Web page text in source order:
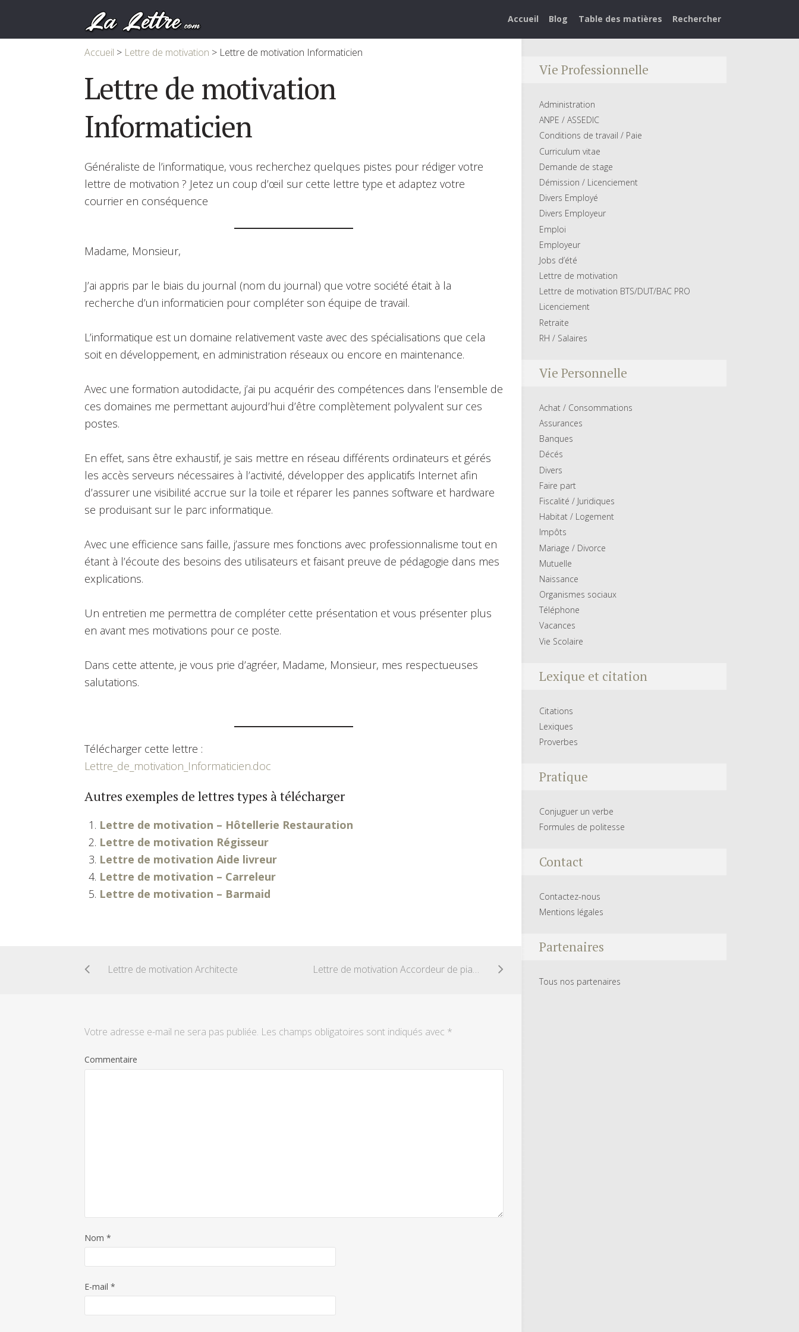
Accueil Blog Table des matières Rechercher
Accueil > Lettre de motivation > Lettre de motivation Informaticien
Lettre de motivation
Informaticien
Généraliste de l’informatique, vous recherchez quelques pistes pour rédiger votre
lettre de motivation ? Jetez un coup d’œil sur cette lettre type et adaptez votre
courrier en conséquence
Madame, Monsieur,
J’ai appris par le biais du journal (nom du journal) que votre société était à la
recherche d’un informaticien pour compléter son équipe de travail.
L’informatique est un domaine relativement vaste avec des spécialisations que cela
soit en développement, en administration réseaux ou encore en maintenance.
Avec une formation autodidacte, j’ai pu acquérir des compétences dans l’ensemble de
ces domaines me permettant aujourd’hui d’être complètement polyvalent sur ces
postes.
En effet, sans être exhaustif, je sais mettre en réseau différents ordinateurs et gérés
les accès serveurs nécessaires à l’activité, développer des applicatifs Internet afin
d’assurer une visibilité accrue sur la toile et réparer les pannes software et hardware
se produisant sur le parc informatique.
Avec une efficience sans faille, j’assure mes fonctions avec professionnalisme tout en
étant à l’écoute des besoins des utilisateurs et faisant preuve de pédagogie dans mes
explications.
Un entretien me permettra de compléter cette présentation et vous présenter plus
en avant mes motivations pour ce poste.
Dans cette attente, je vous prie d’agréer, Madame, Monsieur, mes respectueuses
salutations.
Télécharger cette lettre :
Lettre_de_motivation_Informaticien.doc
Autres exemples de lettres types à télécharger
Lettre de motivation – Hôtellerie Restauration
Lettre de motivation Régisseur
Lettre de motivation Aide livreur
Lettre de motivation – Carreleur
Lettre de motivation – Barmaid
Lettre de motivation Architecte Lettre de motivation Accordeur de piano
Votre adresse e-mail ne sera pas publiée. Les champs obligatoires sont indiqués avec *
Commentaire
Nom *
E-mail *
Vie Professionnelle
Administration
ANPE / ASSEDIC
Conditions de travail / Paie
Curriculum vitae
Demande de stage
Démission / Licenciement
Divers Employé
Divers Employeur
Emploi
Employeur
Jobs d’été
Lettre de motivation
Lettre de motivation BTS/DUT/BAC PRO
Licenciement
Retraite
RH / Salaires
Vie Personnelle
Achat / Consommations
Assurances
Banques
Décés
Divers
Faire part
Fiscalité / Juridiques
Habitat / Logement
Impôts
Mariage / Divorce
Mutuelle
Naissance
Organismes sociaux
Téléphone
Vacances
Vie Scolaire
Lexique et citation
Citations
Lexiques
Proverbes
Pratique
Conjuguer un verbe
Formules de politesse
Contact
Contactez-nous
Mentions légales
Partenaires
Tous nos partenaires